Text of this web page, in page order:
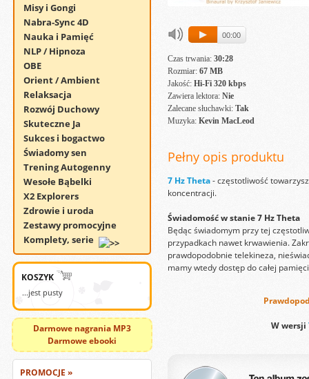
Misy i Gongi
Nabra-Sync 4D
Nauka i Pamięć
NLP / Hipnoza
OBE
Orient / Ambient
Relaksacja
Rozwój Duchowy
Skuteczne Ja
Sukces i bogactwo
Świadomy sen
Trening Autogenny
Wesołe Bąbelki
X2 Explorers
Zdrowie i uroda
Zestawy promocyjne
Komplety, serie
KOSZYK
...jest pusty
Darmowe nagrania MP3
Darmowe ebooki
PROMOCJE »
00:00
Czas trwania: 30:28
Rozmiar: 67 MB
Jakość: Hi-Fi 320 kbps
Zawiera lektora: Nie
Zalecane słuchawki: Tak
Muzyka: Kevin MacLeod
Pełny opis produktu
7 Hz Theta- częstotliwość
koncentracji.
Świadomość w stanie 7 Hz Theta
Będąc świadomym przy tej
przypadkach nawet krwawienia.
prawdopodobnie telekineza,
mamy wtedy dostęp do całej
W wersji